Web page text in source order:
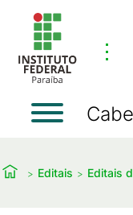
⋮
Editais Editais